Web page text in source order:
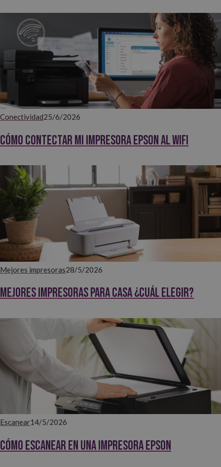
Conectividad25/6/2026
Cómo contectar mi impresora EPSON al WiFi
Mejores impresoras28/5/2026
Mejores impresoras para casa ¿Cuál elegir?
Escanear14/5/2026
Cómo escanear en una impresora Epson